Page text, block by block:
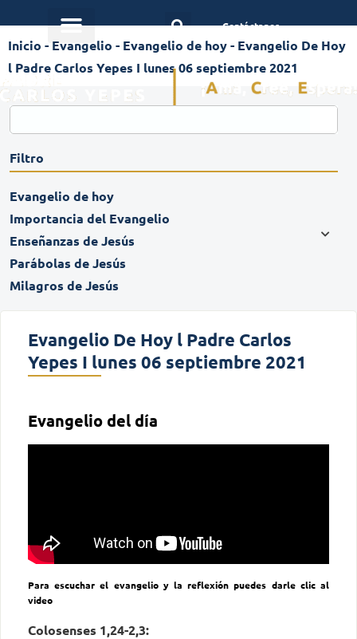
Contáctanos
Inicio - Evangelio - Evangelio de hoy- Evangelio De Hoy
l Padre Carlos Yepes I lunes 06 septiembre 2021
Filtro
Evangelio de hoy
Importancia del Evangelio
Enseñanzas de Jesús
Parábolas de Jesús
Milagros de Jesús
Evangelio De Hoy l Padre Carlos
Yepes I lunes 06 septiembre 2021
Evangelio del día
Para escuchar el evangelio y la reflexión puedes darle clic al
video
Colosenses 1,24-2,3: